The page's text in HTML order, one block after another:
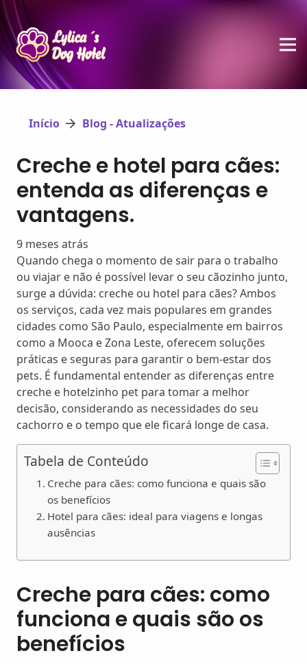
Início Blog - Atualizações
Creche e hotel para cães:
entenda as diferenças e
vantagens.
9 meses atrás
Quando chega o momento de sair para o trabalho
ou viajar e não é possível levar o seu cãozinho junto,
surge a dúvida: creche ou hotel para cães? Ambos
os serviços, cada vez mais populares em grandes
cidades como São Paulo, especialmente em bairros
como a Mooca e Zona Leste, oferecem soluções
práticas e seguras para garantir o bem-estar dos
pets. É fundamental entender as diferenças entre
creche e hotelzinho pet para tomar a melhor
decisão, considerando as necessidades do seu
cachorro e o tempo que ele ficará longe de casa.
Tabela de Conteúdo
Creche para cães: como funciona e quais são
os benefícios
Hotel para cães: ideal para viagens e longas
ausências
Creche para cães: como
funciona e quais são os
benefícios